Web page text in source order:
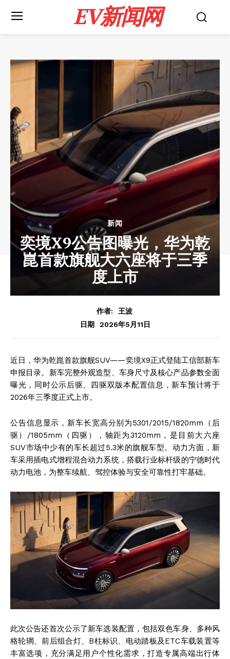
EV新闻网
新闻
奕境X9公告图曝光，华为乾
崑首款旗舰大六座将于三季
度上市
作者:
王波
日期
2026年5月11日
近日，华为乾崑首款旗舰SUV——奕境X9正式登陆工信部新车
申报目录。新车完整外观造型、车身尺寸及核心产品参数全面
曝光，同时公示后驱、四驱双版本配置信息，新车预计将于
2026年三季度正式上市。
公告信息显示，新车长宽高分别为5301/2015/1820mm（后
驱）/1805mm（四驱），轴距为3120mm，是目前大六座
SUV市场中少有的车长超过5.3米的旗舰车型。动力方面，新
车采用插电式增程混合动力系统，搭载行业标杆级的宁德时代
动力电池，为整车续航、驾控体验与安全可靠性打牢基础。
此次公告还首次公示了新车选装配置，包括双色车身、多种风
格轮辋、前后组合灯、B柱标识、电动踏板及ETC车载装置等
丰富选项，充分满足用户个性化需求，打造专属高端出行体